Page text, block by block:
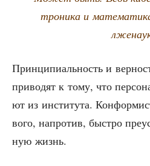
тро­ни­ка и
Прин­ци­пи­аль­ность и
при­во­дят к тому, что
ют из инсти­ту­та.
во­го, напро­тив, быст­ро
ную жизнь.